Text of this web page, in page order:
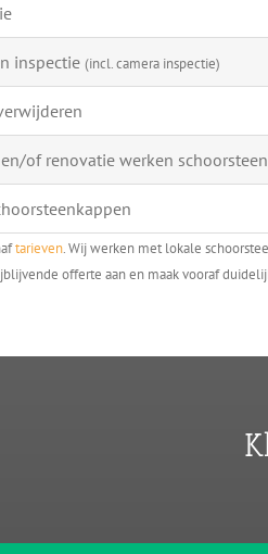
inspectie (incl. camera inspectie)
en/of renovatie werken schoorsteen
tarieven. Wij werken met lokale
offerte aan en maak vooraf